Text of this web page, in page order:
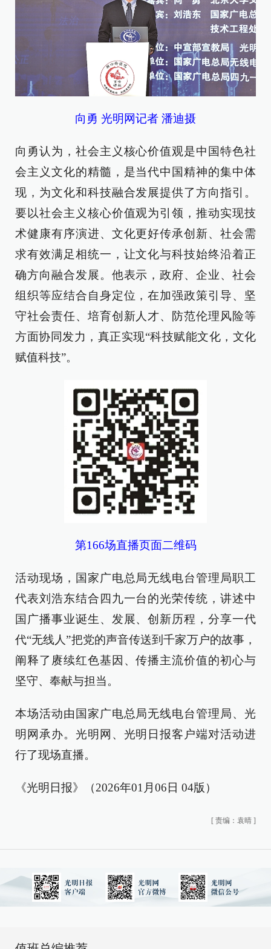
向勇 光明网记者 潘迪摄
向勇认为，社会主义核心价值观是中国特色社
会主义文化的精髓，是当代中国精神的集中体
现，为文化和科技融合发展提供了方向指引。
要以社会主义核心价值观为引领，推动实现技
术健康有序演进、文化更好传承创新、社会需
求有效满足相统一，让文化与科技始终沿着正
确方向融合发展。他表示，政府、企业、社会
组织等应结合自身定位，在加强政策引导、坚
守社会责任、培育创新人才、防范伦理风险等
方面协同发力，真正实现“科技赋能文化，文化
赋值科技”。
第166场直播页面二维码
活动现场，国家广电总局无线电台管理局职工
代表刘浩东结合四九一台的光荣传统，讲述中
国广播事业诞生、发展、创新历程，分享一代
代“无线人”把党的声音传送到千家万户的故事，
阐释了赓续红色基因、传播主流价值的初心与
坚守、奉献与担当。
本场活动由国家广电总局无线电台管理局、光
明网承办。光明网、光明日报客户端对活动进
行了现场直播。
《光明日报》（2026年01月06日 04版）
[ 责编：袁晴 ]